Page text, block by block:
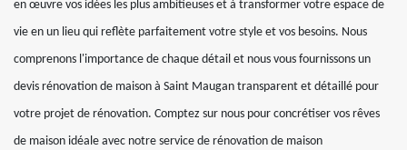
en œuvre vos idées les plus ambitieuses et à transformer votre espace de
vie en un lieu qui reflète parfaitement votre style et vos besoins. Nous
comprenons l'importance de chaque détail et nous vous fournissons un
devis rénovation de maison à Saint Maugan transparent et détaillé pour
votre projet de rénovation. Comptez sur nous pour concrétiser vos rêves
de maison idéale avec notre service de rénovation de maison